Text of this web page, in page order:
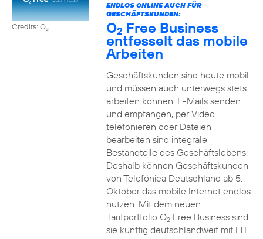
Credits: O2
ENDLOS ONLINE AUCH FÜR
GESCHÄFTSKUNDEN:
O2 Free Business
entfesselt das mobile
Arbeiten
Geschäftskunden sind heute mobil
und müssen auch unterwegs stets
arbeiten können. E-Mails senden
und empfangen, per Video
telefonieren oder Dateien
bearbeiten sind integrale
Bestandteile des Geschäftslebens.
Deshalb können Geschäftskunden
von Telefónica Deutschland ab 5.
Oktober das mobile Internet endlos
nutzen. Mit dem neuen
Tarifportfolio O2Free Business sind
sie künftig deutschlandweit mit LTE